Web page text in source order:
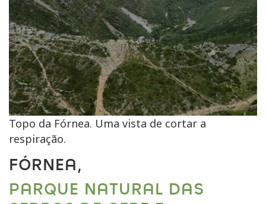
Topo da Fórnea. Uma vista de cortar a
respiração.
FÓRNEA,
PARQUE NATURAL DAS